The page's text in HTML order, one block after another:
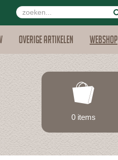
Overige artikelen Webshop
0 items